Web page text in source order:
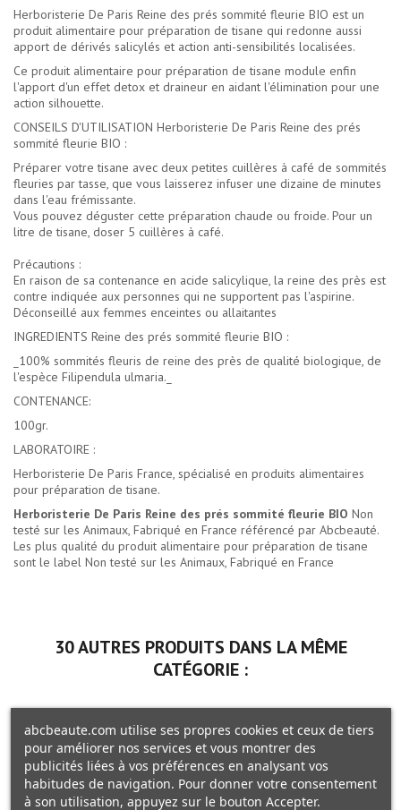
Herboristerie De Paris Reine des prés sommité fleurie BIO est un
produit alimentaire pour préparation de tisane qui redonne aussi
apport de dérivés salicylés et action anti-sensibilités localisées.
Ce produit alimentaire pour préparation de tisane module enfin
l'apport d'un effet detox et draineur en aidant l'élimination pour une
action silhouette.
CONSEILS D'UTILISATION Herboristerie De Paris Reine des prés
sommité fleurie BIO :
Préparer votre tisane avec deux petites cuillères à café de sommités
fleuries par tasse, que vous laisserez infuser une dizaine de minutes
dans l'eau frémissante.
Vous pouvez déguster cette préparation chaude ou froide. Pour un
litre de tisane, doser 5 cuillères à café.
Précautions :
En raison de sa contenance en acide salicylique, la reine des près est
contre indiquée aux personnes qui ne supportent pas l'aspirine.
Déconseillé aux femmes enceintes ou allaitantes
INGREDIENTS Reine des prés sommité fleurie BIO :
_100% sommités fleuris de reine des près de qualité biologique, de
l'espèce Filipendula ulmaria._
CONTENANCE:
100gr.
LABORATOIRE :
Herboristerie De Paris France, spécialisé en produits alimentaires
pour préparation de tisane.
Herboristerie De Paris Reine des prés sommité fleurie BIO Non
testé sur les Animaux, Fabriqué en France référencé par Abcbeauté.
Les plus qualité du produit alimentaire pour préparation de tisane
sont le label Non testé sur les Animaux, Fabriqué en France
30 AUTRES PRODUITS DANS LA MÊME
CATÉGORIE :
abcbeaute.com utilise ses propres cookies et ceux de tiers
pour améliorer nos services et vous montrer des
publicités liées à vos préférences en analysant vos
habitudes de navigation. Pour donner votre consentement
à son utilisation, appuyez sur le bouton Accepter.